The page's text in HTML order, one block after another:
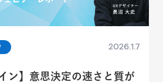
2026.1.7
ン】意思決定の速さと質が